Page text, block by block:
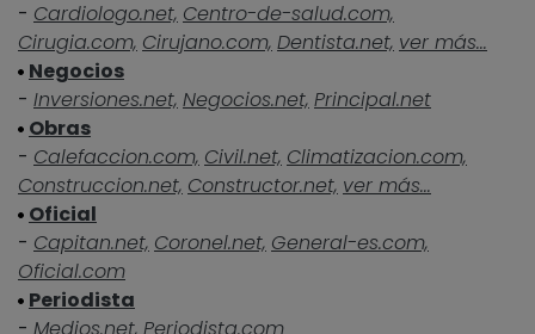
- Cardiologo.net, Centro-de-salud.com,
Cirugia.com, Cirujano.com, Dentista.net, ver más...
Negocios
- Inversiones.net, Negocios.net, Principal.net
Obras
- Calefaccion.com, Civil.net, Climatizacion.com,
Construccion.net, Constructor.net, ver más...
Oficial
- Capitan.net, Coronel.net, General-es.com,
Oficial.com
Periodista